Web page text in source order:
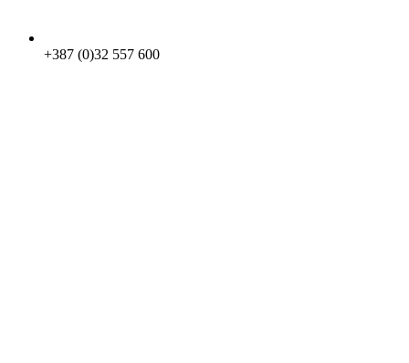
+387 (0)32 557 600